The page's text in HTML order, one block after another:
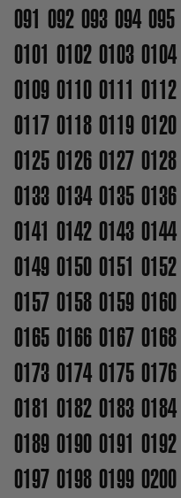
091 092 093 094 095
0101 0102 0103 0104
0109 0110 0111 0112
0117 0118 0119 0120
0125 0126 0127 0128
0133 0134 0135 0136
0141 0142 0143 0144
0149 0150 0151 0152
0157 0158 0159 0160
0165 0166 0167 0168
0173 0174 0175 0176
0181 0182 0183 0184
0189 0190 0191 0192
0197 0198 0199 0200